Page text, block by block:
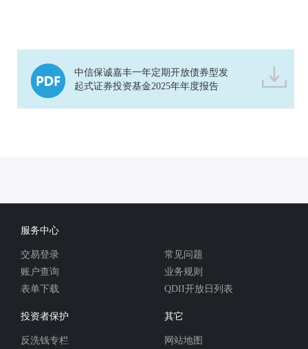
中信保诚嘉丰一年定期开放债券型发
起式证券投资基金2025年年度报告
服务中心
交易登录
账户查询
表单下载
常见问题
业务规则
QDII开放日列表
投资者保护
反洗钱专栏
其它
网站地图